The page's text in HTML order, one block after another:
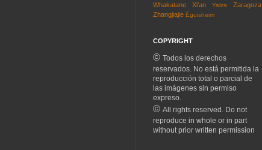
Whakatane
Xi'an Yaiza
Zaragoza
Zhangjiajie Éguisheim
COPYRIGHT
© Todos los derechos
reservados. No está permitida la
reproducción total o parcial de
las imágenes sin permiso
expreso.
© All rights reserved. Do not
reproduce in whole or in part
without prior written permission